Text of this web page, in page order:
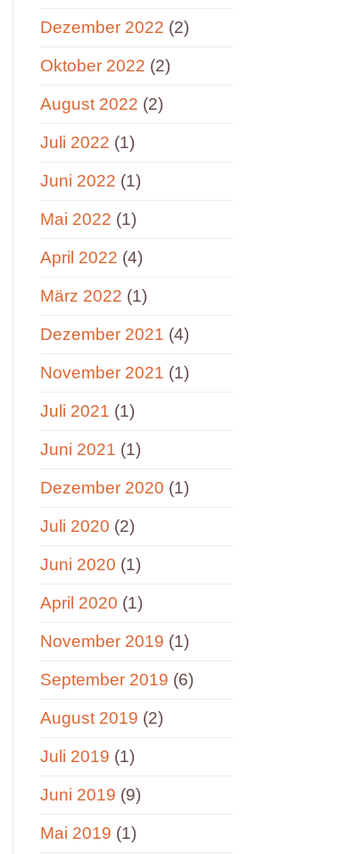
Dezember 2022 (2)
Oktober 2022 (2)
August 2022 (2)
Juli 2022 (1)
Juni 2022 (1)
Mai 2022 (1)
April 2022 (4)
März 2022 (1)
Dezember 2021 (4)
November 2021 (1)
Juli 2021 (1)
Juni 2021 (1)
Dezember 2020 (1)
Juli 2020 (2)
Juni 2020 (1)
April 2020 (1)
November 2019 (1)
September 2019 (6)
August 2019 (2)
Juli 2019 (1)
Juni 2019 (9)
Mai 2019 (1)